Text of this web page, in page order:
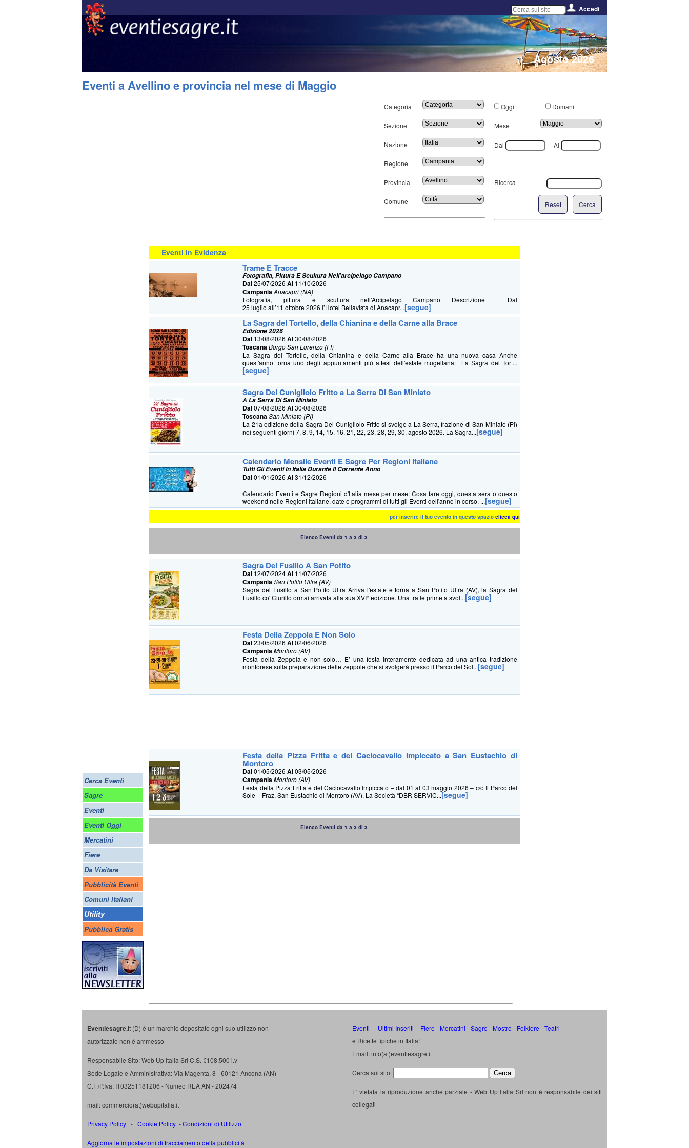
Accedi
Agosto 2026
Eventi a Avellino e provincia nel mese di Maggio
Cerca Eventi
Sagre
Eventi
Eventi Oggi
Mercatini
Fiere
Da Visitare
Pubblicità Eventi
Comuni Italiani
Utility
Pubblica Gratis
Categoria
Sezione
Nazione
Regione
Provincia
Comune
Oggi Domani
Mese
Dal Al
Ricerca
Cerca
Reset
Eventi in Evidenza
Trame E Tracce
Fotografia, Pittura E Scultura Nell’arcipelago Campano
Dal25/07/2026Al 11/10/2026
CampaniaAnacapri (NA)
Fotografia, pittura e scultura nell’Arcipelago Campano Descrizione Dal
25 luglio all’11 ottobre 2026 l’Hotel Bellavista di Anacapr...[segue]
La Sagra del Tortello, della Chianina e della Carne alla Brace
Edizione 2026
Dal 13/08/2026Al30/08/2026
ToscanaBorgo San Lorenzo (FI)
La Sagra del Tortello, della Chianina e della Carne alla Brace ha una nuova casa Anche
quest'anno torna uno degli appuntamenti più attesi dell'estate mugellana: La Sagra del Tort...
[segue]
Sagra Del Cunigliolo Fritto a La Serra Di San Miniato
A La Serra Di San Miniato
Dal07/08/2026Al30/08/2026
ToscanaSan Miniato (PI)
La 21a edizione della Sagra Del Cunigliolo Fritto si svolge a La Serra, frazione di San Miniato (PI)
nei seguenti giorni 7, 8, 9, 14, 15, 16, 21, 22, 23, 28, 29, 30, agosto 2026. La Sagra...[segue]
Calendario Mensile Eventi E Sagre Per Regioni Italiane
Tutti Gli Eventi In Italia Durante Il Corrente Anno
Dal01/01/2026Al31/12/2026
Calendario Eventi e Sagre Regioni d'Italia mese per mese: Cosa fare oggi, questa sera o questo
weekend nelle Regioni Italiane, date e programmi di tutti gli Eventi dell'anno in corso. ...[segue]
per inserire il tuo evento in questo spazio clicca qui
Elenco Eventi da 1 a 3 di 3
Sagra Del Fusillo A San Potito
Dal 12/07/2024Al 11/07/2026
CampaniaSan Potito Ultra (AV)
Sagra del Fusillo a San Potito Ultra Arriva l'estate e torna a San Potito Ultra (AV), la Sagra del
Fusillo co' Ciurillo ormai arrivata alla sua XVI° edizione. Una tra le prime a svol...[segue]
Festa Della Zeppola E Non Solo
Dal23/05/2026Al02/06/2026
CampaniaMontoro (AV)
Festa della Zeppola e non solo… E’ una festa interamente dedicata ad una antica tradizione
montorese sulla preparazione delle zeppole che si svolgerà presso il Parco del Sol...[segue]
Festa della Pizza Fritta e del Caciocavallo Impiccato a San Eustachio di
Montoro
Dal01/05/2026Al03/05/2026
CampaniaMontoro (AV)
Festa della Pizza Fritta e del Caciocavallo Impiccato – dal 01 al 03 maggio 2026 – c/o Il Parco del
Sole – Fraz. San Eustachio di Montoro (AV). La Società “DBR SERVIC...[segue]
Elenco Eventi da 1 a 3 di 3
Eventiesagre.it (D) é un marchio depositato ogni suo utilizzo non
autorizzato non é ammesso
Responsabile Sito: Web Up Italia Srl C.S. €108.500 i.v
Sede Legale e Amministrativa: Via Magenta, 8 - 60121 Ancona (AN)
C.F./P.Iva: IT03251181206 - Numeo REA AN - 202474
mail: commercio(at)webupitalia.it
Privacy Policy - Cookie Policy -Condizioni di Utilizzo
Aggiorna le impostazioni di tracciamento della pubblicità
Eventi - Ultimi Inseriti - Fiere - Mercatini -Sagre - Mostre - Folklore -Teatri
e Ricette tipiche in Italia!
Email: info(at)eventiesagre.it
Cerca sul sito:
E' vietata la riproduzione anche parziale - Web Up Italia Srl non è responsabile dei siti
collegati